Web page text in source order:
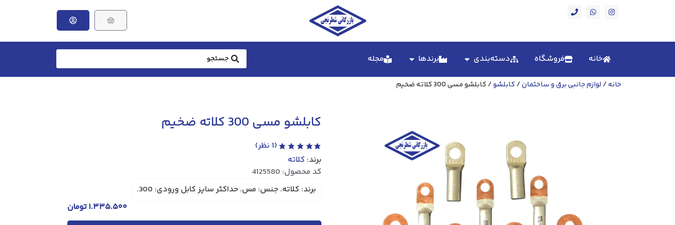
خانه فروشگاه دسته‌بندی برندها مجله
خانه/ لوازم جانبی برق و ساختمان/کابلشو/ کابلشو مسی 300 کلاته ضخیم
کابلشو مسی 300 کلاته ضخیم
(
1 نظر)
برند: کلاته
کد محصول: 4125580
برند: کلاته. جنس: مس. حداکثر سایز کابل ورودی: 300.
۱.۳۳۵.۵۰۰تومان